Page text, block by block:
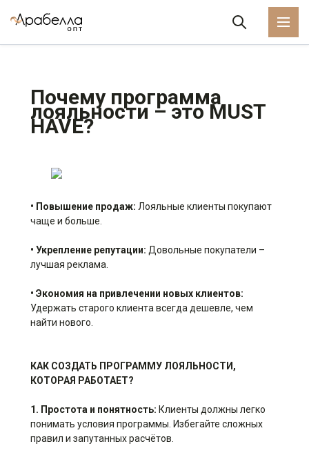
Почему программа
лояльности – это MUST
HAVE?
• Повышение продаж: Лояльные клиенты покупают
чаще и больше.
• Укрепление репутации: Довольные покупатели –
лучшая реклама.
• Экономия на привлечении новых клиентов:
Удержать старого клиента всегда дешевле, чем
найти нового.
КАК СОЗДАТЬ ПРОГРАММУ ЛОЯЛЬНОСТИ,
КОТОРАЯ РАБОТАЕТ?
1. Простота и понятность: Клиенты должны легко
понимать условия программы. Избегайте сложных
правил и запутанных расчётов.